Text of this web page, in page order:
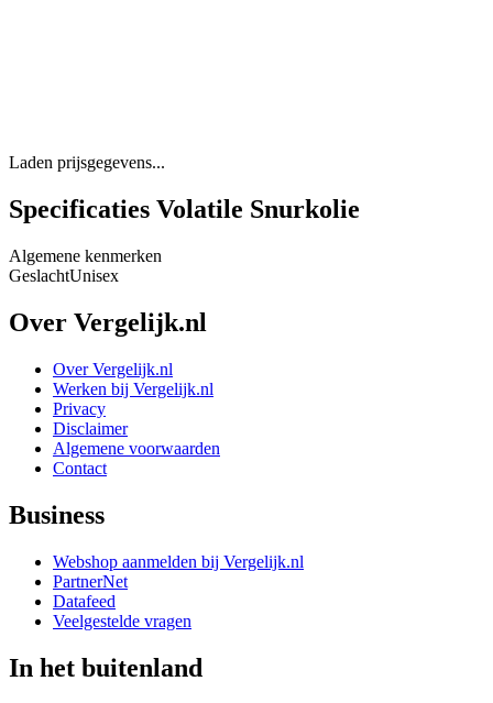
Laden prijsgegevens...
Specificaties Volatile Snurkolie
Algemene kenmerken
GeslachtUnisex
Over Vergelijk.nl
Over Vergelijk.nl
Werken bij Vergelijk.nl
Privacy
Disclaimer
Algemene voorwaarden
Contact
Business
Webshop aanmelden bij Vergelijk.nl
PartnerNet
Datafeed
Veelgestelde vragen
In het buitenland